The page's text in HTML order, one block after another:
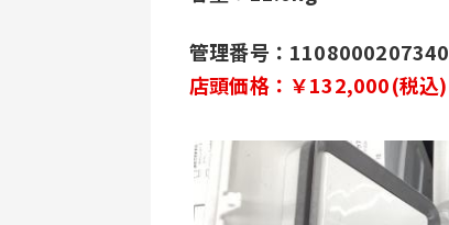
管理番号：1108000207340
店頭価格：￥132,000(税込)